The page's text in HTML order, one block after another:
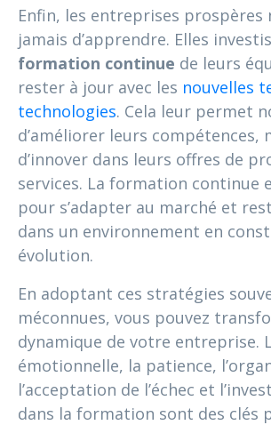
Enfin, les entreprises prospères
jamais d’apprendre. Elles
formation continue de leurs
rester à jour avec les nouvelles
technologies. Cela leur permet
d’améliorer leurs compétences,
d’innover dans leurs offres de
services. La formation continue
pour s’adapter au marché et
dans un environnement en
évolution.
En adoptant ces stratégies
méconnues, vous pouvez
dynamique de votre entreprise.
émotionnelle, la patience,
l’acceptation de l’échec et
dans la formation sont des clés